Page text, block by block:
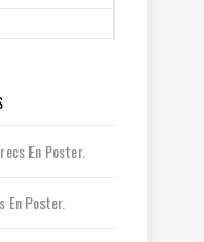
En Poster.
En Poster.